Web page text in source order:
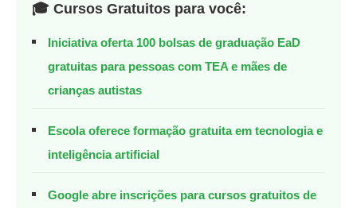
🎓 Cursos Gratuitos para você:
Iniciativa oferta 100 bolsas de graduação EaD
gratuitas para pessoas com TEA e mães de
crianças autistas
Escola oferece formação gratuita em tecnologia e
inteligência artificial
Google abre inscrições para cursos gratuitos de